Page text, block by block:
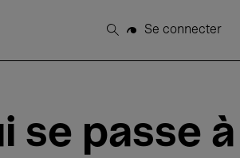
Rechercher
Se connecter
se passe à